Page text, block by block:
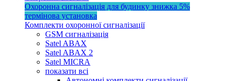
Охоронна сигналізація для будинку знижка 5%
термінова установка
Комплекти охоронної сигналізації
GSM сигналізація
Satel ABAX
Satel ABAX 2
Satel MICRA
показати всі